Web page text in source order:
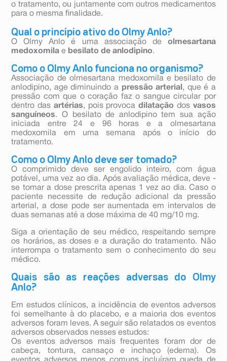
o tratamento, ou juntamente com outros medicamentos
para o mesma finalidade.
Qual o princípio ativo do Olmy Anlo?
O Olmy Anlo é uma associação de olmesartana
medoxomila e besilato de anlodipino.
Como o Olmy Anlo funciona no organismo?
Associação de olmesartana medoxomila e besilato de
anlodipino, age diminuindo apressão arterial , que é a
pressão com que o coração faz o sangue circular por
dentro das artérias, pois provocadilatação dos vasos
sanguíneos. O besilato de anlodipino tem sua ação
iniciada entre 24 e 96 horas e a olmesartana
medoxomila em uma semana após o início do
tratamento.
Como o Olmy Anlo deve ser tomado?
O comprimido deve ser engolido inteiro, com água
potável, uma vez ao dia. Após avaliação médica, deve -
se tomar a dose prescrita apenas 1 vez ao dia. Caso o
paciente necessite de redução adicional da pressão
arterial, a dose pode ser aumentada em intervalos de
duas semanas até a dose máxima de 40 mg/10 mg.
Siga a orientação de seu médico, respeitando sempre
os horários, as doses e a duração do tratamento. Não
interrompa o tratamento sem o conhecimento do seu
médico.
Quais são as reações adversas do Olmy
Anlo?
Em estudos clínicos, a incidência de eventos adversos
foi semelhante à do placebo, e a maioria dos eventos
adversos foram leves. A seguir são relatados os eventos
adversos observados nesses estudos:
Os eventos adversos mais frequentes foram dor de
cabeça, tontura, cansaço e inchaço (edema). Os